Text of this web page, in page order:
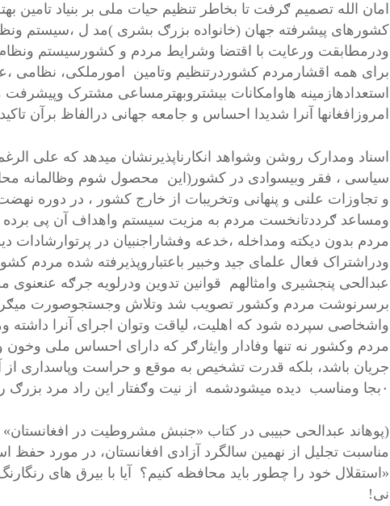
امان الله تصمیم ګرفت تا بخاطر تنظیم حیات ملی بر بنیاد تامین
کشورهای پیشرفته جهان (خانواده بزرګ بشری )مد ل ،سیستم
ودرمطابقت ورعایت با اقتضا وشرایط مردم و کشورسیستم ونظام
برای همه اقشارمردم کشوردرتنظیم وتامین امورملکی، نظامی
استعدادهازمینه هاوامکانات بیشتروبهترمساعی مشترک
امروز‏افغانها آنرا شدیدا احساس و جامعه جهانی درالفاظ برآن
اسناد ومدارک روشن وشواهد انکارناپذیرنشان میدهد که علی
سیاسی ، فقر وبیسوادی در کشور(این محصول شوم وظالمانه
و تجاوزات علنی و پنهانی وتخریبات از خارج کشور ، در دوره
ومساعد ګرددتانخست مردم به مزیت سیستم واهداف آن پی برده
مردم بدون دیکته ومداخله ،خدعه وفشاراجنبیان در
ودراشتراک فعال علمای جید وخبیر باعتباروپذیرفته شده مردم
عبدالحی پنجشیری وامثالهم قوانین تدوین ودرلویه جرګه
برسرنوشت مردم وکشور تصویب شد وتلاش وجستجوصورت میګرفت
واشخاصی سپرده شود که اهلیت، لیاقت وتوان اجرای آنرا داشته
مردم وکشور نه تنها وفادار وایثارګر که دارای احساس ملی
جریان باشد، بلکه قدرت تشخیص به موقع و حراست وپاسداری از
۰بجا ومناسب دیده میشودشمه از نیت وګفتار این راد مرد بزرګ راازلابلای کتب با اعتتبار تاریخ اقتباس نمایم :
(پوهاند عبدالحی حبیبی در کتاب «جنبش مشروطیت در افغانستان»
مناسبت تجلیل از نهمین سالگرد آزادی افغانستان، در مورد حفظ
«استقلال خود را چطور باید محافظه کنیم؟ آیا با بیرق های
نی!